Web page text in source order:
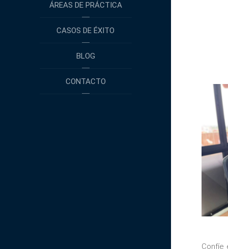
ÁREAS DE PRÁCTICA
CASOS DE ÉXITO
BLOG
CONTACTO
Confíe